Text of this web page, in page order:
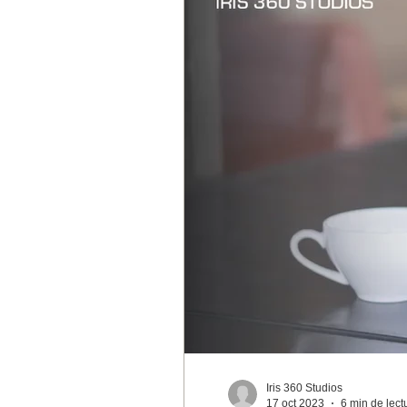
Iris 360 Studios
17 oct 2023
6 min de